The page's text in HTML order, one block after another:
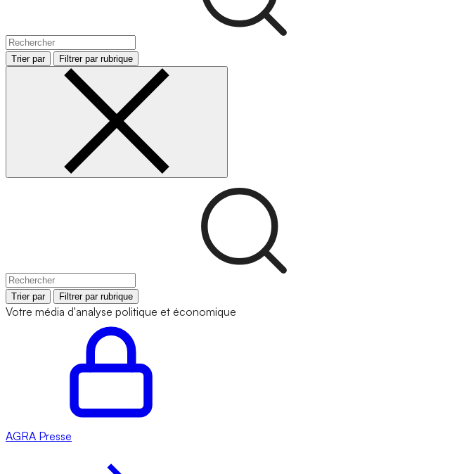
Trier par Filtrer par rubrique
Trier par Filtrer par rubrique
Votre média d'analyse politique et économique
AGRA Presse